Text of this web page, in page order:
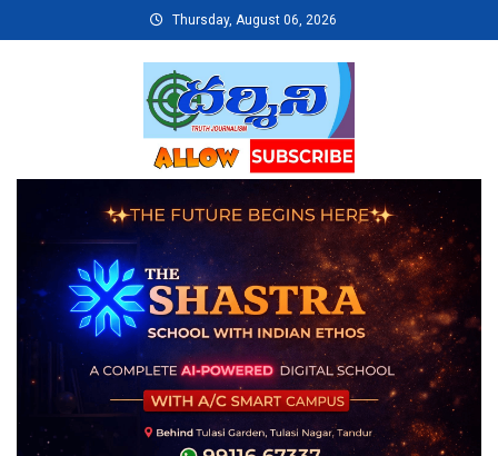
to
Thursday, August 06, 2026